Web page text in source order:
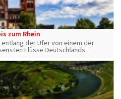
zum Rhein
der Ufer von einem der
Flüsse Deutschlands.